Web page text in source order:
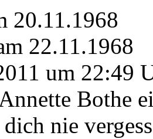
20.11.1968
22.11.1968
um 22:49
Bothe
nie